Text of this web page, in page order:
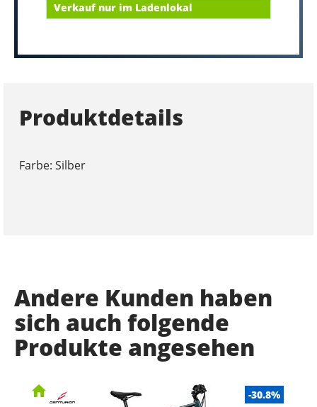
Verkauf nur im Ladenlokal
Produktdetails
Farbe: Silber
Andere Kunden haben
sich auch folgende
Produkte angesehen
-30.8%